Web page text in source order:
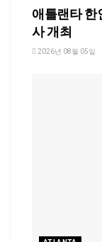
애틀랜타 한
사 개최
2026년 08월 05일